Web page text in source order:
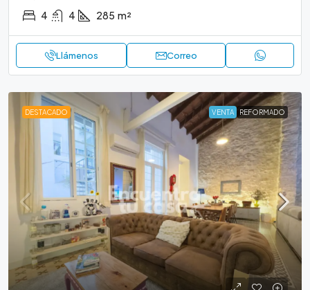
4 4 285 m²
Llámenos Correo
DESTACADO VENTA REFORMADO